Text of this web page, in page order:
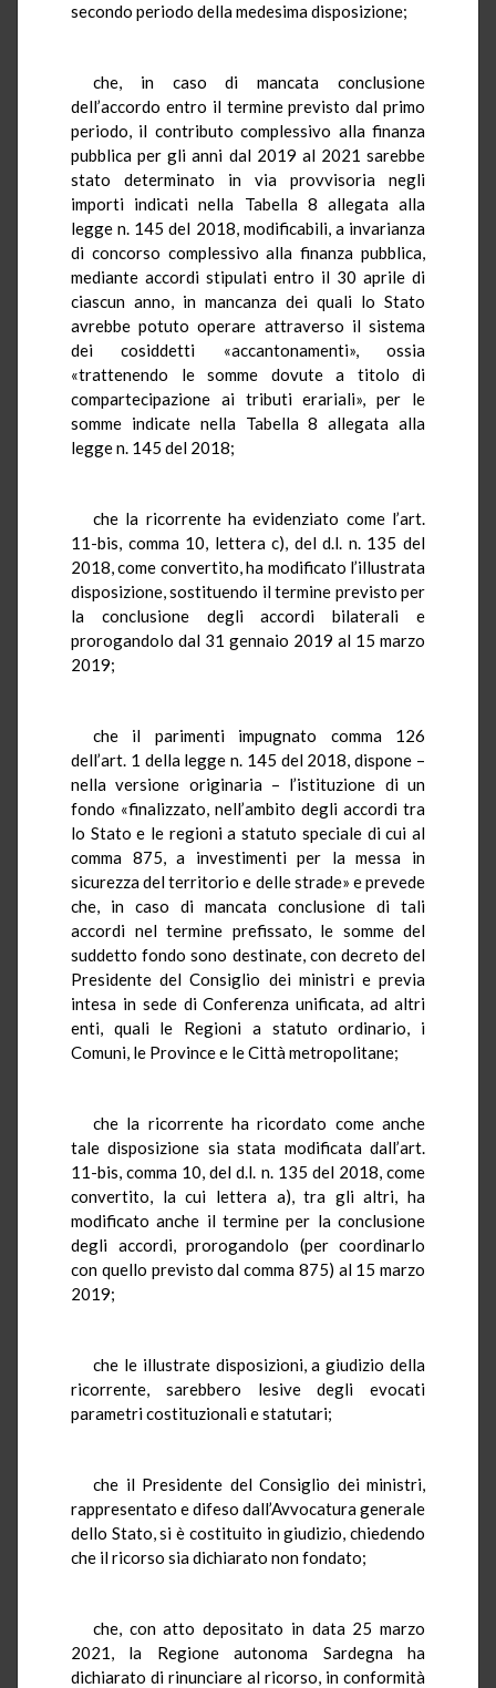
secondo periodo della medesima disposizione;
che, in caso di mancata conclusione
dell’accordo entro il termine previsto dal primo
periodo, il contributo complessivo alla finanza
pubblica per gli anni dal 2019 al 2021 sarebbe
stato determinato in via provvisoria negli
importi indicati nella Tabella 8 allegata alla
legge n. 145 del 2018, modificabili, a invarianza
di concorso complessivo alla finanza pubblica,
mediante accordi stipulati entro il 30 aprile di
ciascun anno, in mancanza dei quali lo Stato
avrebbe potuto operare attraverso il sistema
dei cosiddetti «accantonamenti», ossia
«trattenendo le somme dovute a titolo di
compartecipazione ai tributi erariali», per le
somme indicate nella Tabella 8 allegata alla
legge n. 145 del 2018;
che la ricorrente ha evidenziato come l’art.
11-bis, comma 10, lettera c), del d.l. n. 135 del
2018, come convertito, ha modificato l’illustrata
disposizione, sostituendo il termine previsto per
la conclusione degli accordi bilaterali e
prorogandolo dal 31 gennaio 2019 al 15 marzo
2019;
che il parimenti impugnato comma 126
dell’art. 1 della legge n. 145 del 2018, dispone –
nella versione originaria – l’istituzione di un
fondo «finalizzato, nell’ambito degli accordi tra
lo Stato e le regioni a statuto speciale di cui al
comma 875, a investimenti per la messa in
sicurezza del territorio e delle strade» e prevede
che, in caso di mancata conclusione di tali
accordi nel termine prefissato, le somme del
suddetto fondo sono destinate, con decreto del
Presidente del Consiglio dei ministri e previa
intesa in sede di Conferenza unificata, ad altri
enti, quali le Regioni a statuto ordinario, i
Comuni, le Province e le Città metropolitane;
che la ricorrente ha ricordato come anche
tale disposizione sia stata modificata dall’art.
11-bis, comma 10, del d.l. n. 135 del 2018, come
convertito, la cui lettera a), tra gli altri, ha
modificato anche il termine per la conclusione
degli accordi, prorogandolo (per coordinarlo
con quello previsto dal comma 875) al 15 marzo
2019;
che le illustrate disposizioni, a giudizio della
ricorrente, sarebbero lesive degli evocati
parametri costituzionali e statutari;
che il Presidente del Consiglio dei ministri,
rappresentato e difeso dall’Avvocatura generale
dello Stato, si è costituito in giudizio, chiedendo
che il ricorso sia dichiarato non fondato;
che, con atto depositato in data 25 marzo
2021, la Regione autonoma Sardegna ha
dichiarato di rinunciare al ricorso, in conformità